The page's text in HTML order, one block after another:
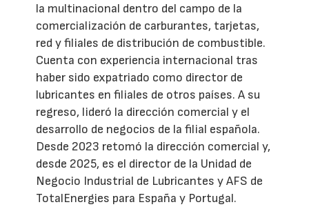
la multinacional dentro del campo de la
comercialización de carburantes, tarjetas,
red y filiales de distribución de combustible.
Cuenta con experiencia internacional tras
haber sido expatriado como director de
lubricantes en filiales de otros países. A su
regreso, lideró la dirección comercial y el
desarrollo de negocios de la filial española.
Desde 2023 retomó la dirección comercial y,
desde 2025, es el director de la Unidad de
Negocio Industrial de Lubricantes y AFS de
TotalEnergies para España y Portugal.